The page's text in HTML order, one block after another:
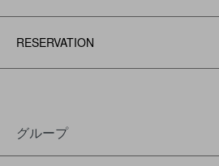
RESERVATION
グループ